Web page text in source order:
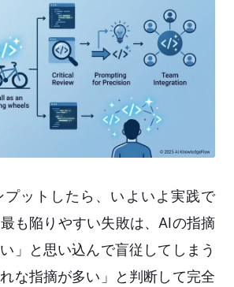
ットしたら、いよいよ実践で
も陥りやすい失敗は、AIの指摘
」と思い込んで盲従してしまう
な指摘が多い」と判断して完全